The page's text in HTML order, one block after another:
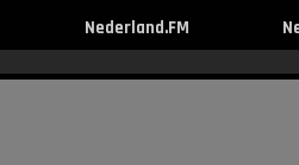
Nederland.FM